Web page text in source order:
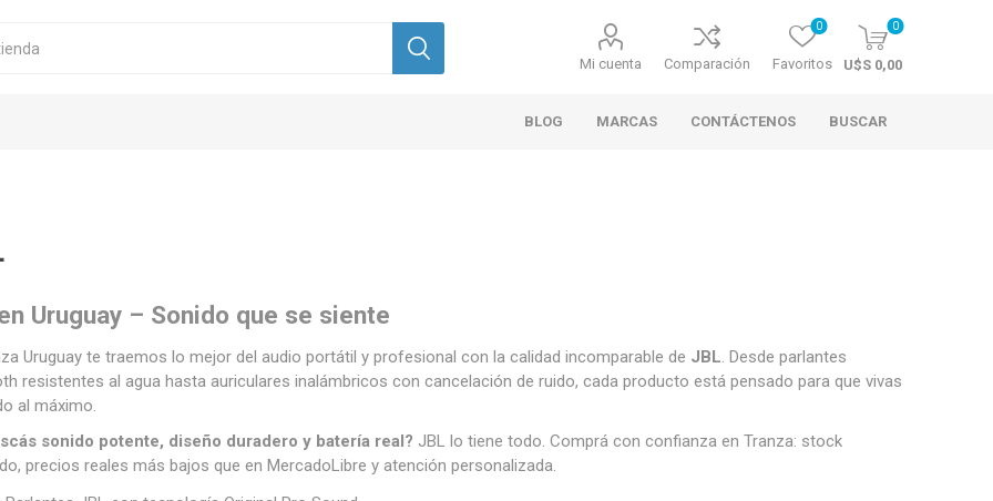
Mi cuenta Comparación Favoritos
0 0
U$S 0,00
BLOG MARCAS CONTÁCTENOS BUSCAR
Uruguay – Sonido que se siente
Uruguay te traemos lo mejor del audio portátil y profesional con la calidad incomparable de JBL. Desde parlantes
resistentes al agua hasta auriculares inalámbricos con cancelación de ruido, cada producto está pensado para que vivas
al máximo.
sonido potente, diseño duradero y batería real? JBL lo tiene todo. Comprá con confianza en Tranza: stock
precios reales más bajos que en MercadoLibre y atención personalizada.